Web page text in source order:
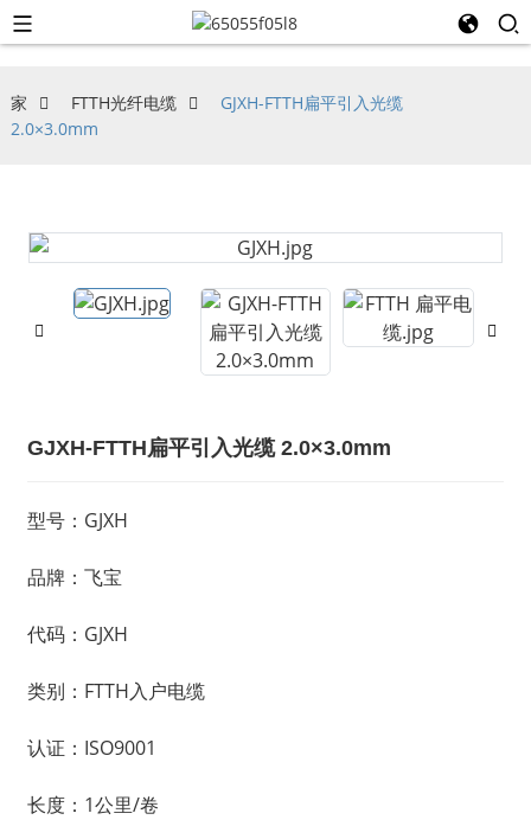
家 FTTH光纤电缆
GJXH-FTTH扁平引入光缆
2.0×3.0mm
GJXH-FTTH扁平引入光缆 2.0×3.0mm
型号：GJXH
品牌：飞宝
代码：GJXH
类别：FTTH入户电缆
认证：ISO9001
长度：1公里/卷